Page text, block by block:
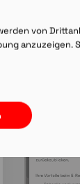
von
anzuzeigen.